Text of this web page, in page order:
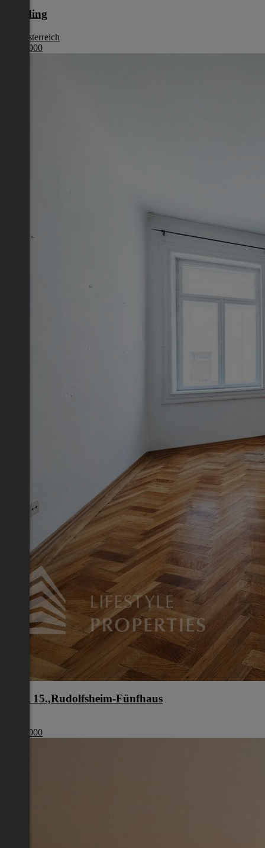
Eferding
Oberösterreich
€ 387 000
Wien 15.,Rudolfsheim-Fünfhaus
€ 210 000